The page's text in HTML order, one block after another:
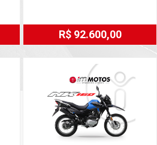
R$ 92.600,00